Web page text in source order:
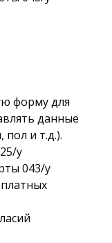
форму для
данные
и т.д.).
у
043/у